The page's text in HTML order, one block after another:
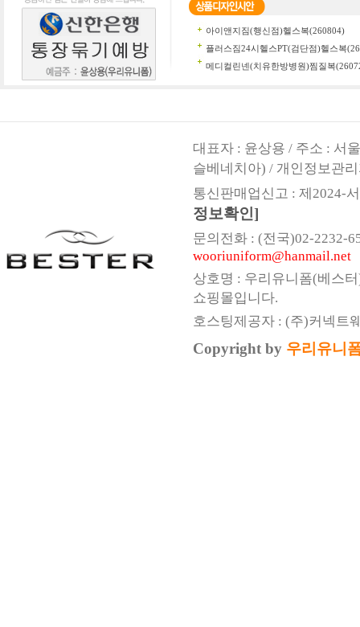
대표자 : 윤상용 / 주소 : 서
슬베네치아) / 개인정보관
통신판매업신고 : 제2024-
정보확인]
문의전화 : (전국)02-2232-
wooriuniform@hanmail.net
상호명 : 우리유니폼(베스
쇼핑몰입니다.
호스팅제공자 : (주)커넥트
Copyright by 우리유니